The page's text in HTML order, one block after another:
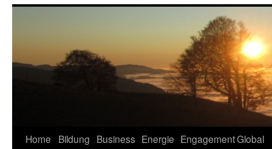
Home Bildung Business Energie EngagementGlobal